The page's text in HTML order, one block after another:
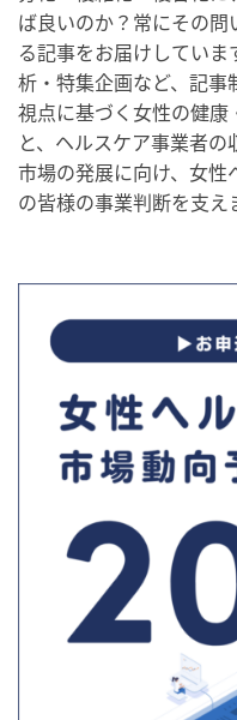
ば良いのか？常にその
る記事をお届けしてい
析・特集企画など、記
視点に基づく女性の健
と、ヘルスケア事業者
市場の発展に向け、女
の皆様の事業判断を支え